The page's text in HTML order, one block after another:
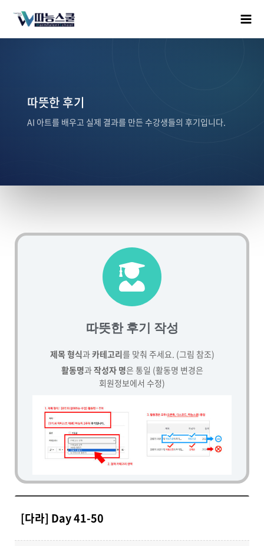
따뜻한 후기
AI 아트를 배우고 실제 결과를 만든 수강생들의 후기입니다.
따뜻한 후기 작성
제목 형식과카테고리를 맞춰 주세요. (그림 참조)
활동명과작성자 명은 통일 (활동명 변경은
회원정보에서 수정)
[다라] Day 41-50